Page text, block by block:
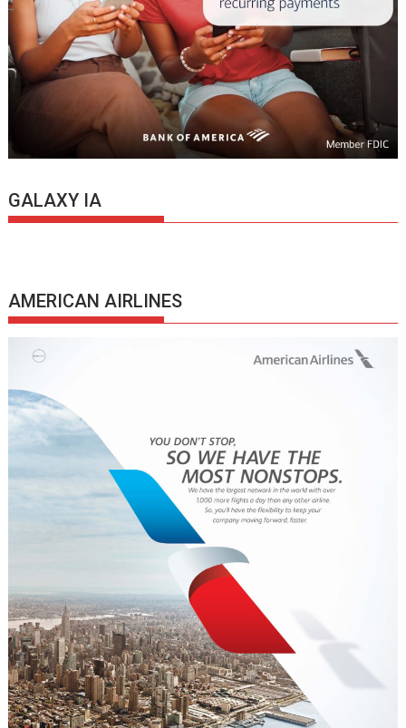
GALAXY IA
AMERICAN AIRLINES